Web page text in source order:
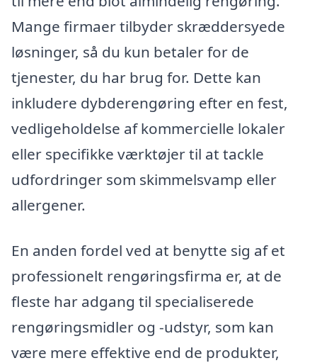
Mange firmaer tilbyder skræddersyede
løsninger, så du kun betaler for de
tjenester, du har brug for. Dette kan
inkludere dybderengøring efter en fest,
vedligeholdelse af kommercielle lokaler
eller specifikke værktøjer til at tackle
udfordringer som skimmelsvamp eller
allergener.
En anden fordel ved at benytte sig af et
professionelt rengøringsfirma er, at de
fleste har adgang til specialiserede
rengøringsmidler og -udstyr, som kan
være mere effektive end de produkter,